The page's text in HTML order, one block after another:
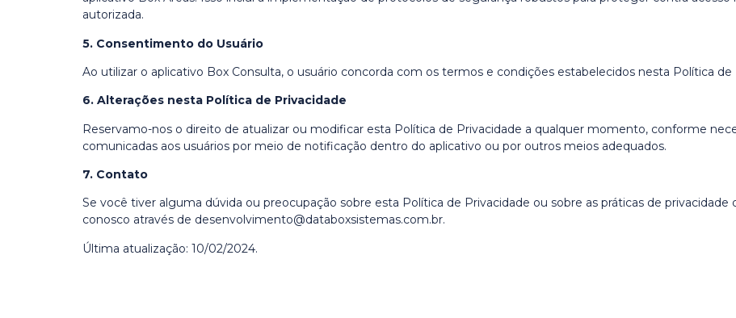
autorizada.
5. Consentimento do Usuário
Ao utilizar o aplicativo Box Consulta, o usuário concorda com os termos e condições estabelecidos nesta Política de
6. Alterações nesta Política de Privacidade
Reservamo-nos o direito de atualizar ou modificar esta Política de Privacidade a qualquer momento, conforme
comunicadas aos usuários por meio de notificação dentro do aplicativo ou por outros meios adequados.
7. Contato
Se você tiver alguma dúvida ou preocupação sobre esta Política de Privacidade ou sobre as práticas de
conosco através de desenvolvimento@databoxsistemas.com.br.
Última atualização: 10/02/2024.